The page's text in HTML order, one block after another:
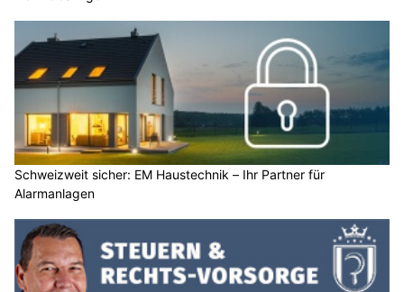
Schweizweit sicher: EM Haustechnik – Ihr Partner für
Alarmanlagen